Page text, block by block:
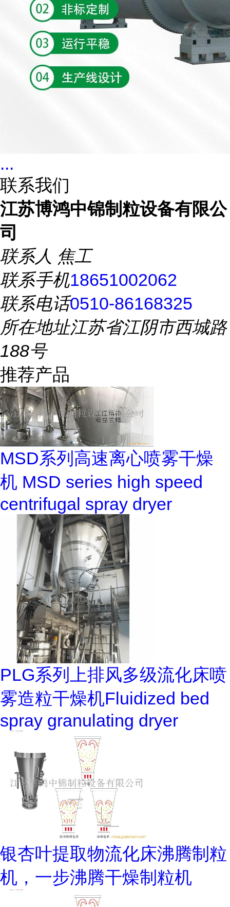
...
联系我们
江苏博鸿中锦制粒设备有限公
司
联系人 焦工
联系手机18651002062
联系电话0510-86168325
所在地址江苏省江阴市西城路
188号
推荐产品
MSD系列高速离心喷雾干燥
机 MSD series high speed
centrifugal spray dryer
PLG系列上排风多级流化床喷
雾造粒干燥机Fluidized bed
spray granulating dryer
银杏叶提取物流化床沸腾制粒
机，一步沸腾干燥制粒机